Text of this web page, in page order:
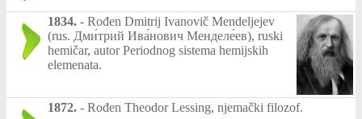
1834. - Rođen Dmitrij Ivanovič Mendeljejev
(rus. Дми́трий Ива́нович Менделе́ев), ruski
hemičar, autor Periodnog sistema hemijskih
elemenata.
1872. - Rođen Theodor Lessing, njemački filozof.